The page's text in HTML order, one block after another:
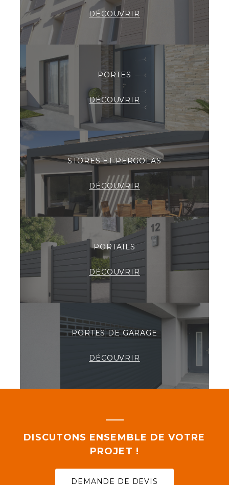
DÉCOUVRIR
PORTES
DÉCOUVRIR
STORES ET PERGOLAS
DÉCOUVRIR
PORTAILS
DÉCOUVRIR
PORTES DE GARAGE
DÉCOUVRIR
DISCUTONS ENSEMBLE DE VOTRE
PROJET !
DEMANDE DE DEVIS